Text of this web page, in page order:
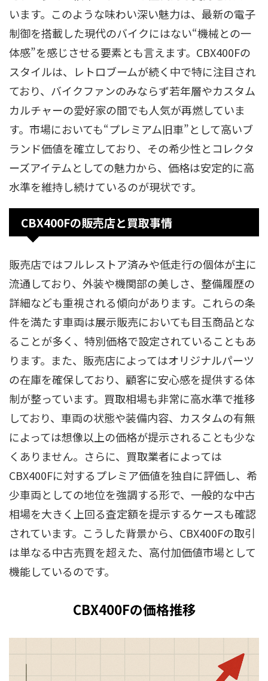
います。このような味わい深い魅力は、最新の電子
制御を搭載した現代のバイクにはない“機械との一
体感”を感じさせる要素とも言えます。CBX400Fの
スタイルは、レトロブームが続く中で特に注目され
ており、バイクファンのみならず若年層やカスタム
カルチャーの愛好家の間でも人気が再燃していま
す。市場においても“プレミアム旧車”として高いブ
ランド価値を確立しており、その希少性とコレクタ
ーズアイテムとしての魅力から、価格は安定的に高
水準を維持し続けているのが現状です。
CBX400Fの販売店と買取事情
販売店ではフルレストア済みや低走行の個体が主に
流通しており、外装や機関部の美しさ、整備履歴の
詳細なども重視される傾向があります。これらの条
件を満たす車両は展示販売においても目玉商品とな
ることが多く、特別価格で設定されていることもあ
ります。また、販売店によってはオリジナルパーツ
の在庫を確保しており、顧客に安心感を提供する体
制が整っています。買取相場も非常に高水準で推移
しており、車両の状態や装備内容、カスタムの有無
によっては想像以上の価格が提示されることも少な
くありません。さらに、買取業者によっては
CBX400Fに対するプレミア価値を独自に評価し、希
少車両としての地位を強調する形で、一般的な中古
相場を大きく上回る査定額を提示するケースも確認
されています。こうした背景から、CBX400Fの取引
は単なる中古売買を超えた、高付加価値市場として
機能しているのです。
CBX400Fの価格推移